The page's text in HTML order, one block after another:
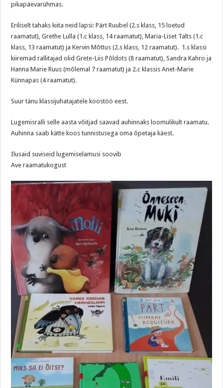
pikapäevarühmas.
Eriliselt tahaks kiita neid lapsi: Pärt Ruubel (2.s klass, 15 loetud
raamatut), Grethe Lulla (1.c klass, 14 raamatut), Maria-Liset Talts (1.c
klass, 13 raamatut) ja Kervin Mõttus (2.s klass, 12 raamatut). 1.s klassi
kiiremad rallitajad olid Grete-Liis Põldots (8 raamatut), Sandra Kahro ja
Hanna Marie Ruus (mõlemal 7 raamatut) ja 2.c klassis Anet-Marie
Künnapas (4 raamatut).
Suur tänu klassijuhatajatele koostöö eest.
Lugemisralli selle aasta võitjad saavad auhinnaks loomulikult raamatu.
Auhinna saab kätte koos tunnistusega oma õpetaja käest.
Ilusaid suviseid lugemiselamusi soovib
Ave raamatukogust